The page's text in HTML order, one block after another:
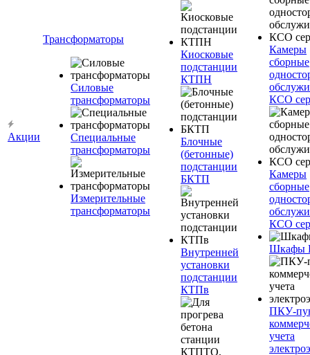
Акции
Трансформаторы
Силовые
трансформаторы
Специальные
трансформаторы
Измерительные
трансформаторы
Киосковые
подстанции
КТПН
Блочные
(бетонные)
подстанции
БКТП
Внутренней
установки
подстанции
КТПв
Камеры
сборные
КСО
Камеры
сборные
КСО
Шкафы
ПКУ-
учета